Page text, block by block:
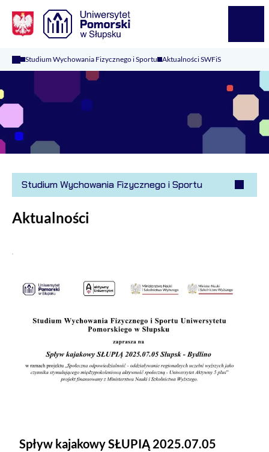
Studium Wychowania Fizycznego i Sportu Aktualności SWFiS
Studium Wychowania Fizycznego i Sportu
Aktualności
Spływ kajakowy SŁUPIĄ 2025.07.05